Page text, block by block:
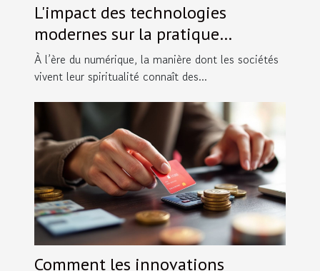
L'impact des technologies
modernes sur la pratique
religieuse traditionnelle
À l’ère du numérique, la manière dont les sociétés
vivent leur spiritualité connaît des...
Comment les innovations